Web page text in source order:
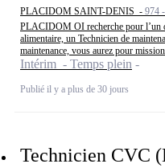
PLACIDOM SAINT-DENIS - 974
PLACIDOM OI recherche pour l’un
alimentaire, un Technicien de
maintenance, vous aurez pour
Intérim - Temps plein
Publié il y a plus de 30 jours
Technicien CVC